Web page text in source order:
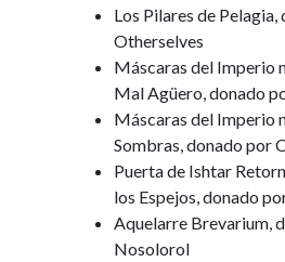
Los Pilares de
Otherselves
Máscaras del Imperio
Mal Agüero, donado
Máscaras del Imperio
Sombras, donado por
Puerta de Ishtar
los Espejos, donado
Aquelarre Brevarium,
Nosolorol